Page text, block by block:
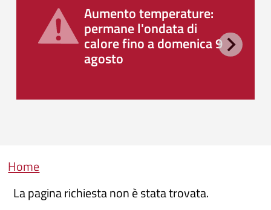
Aumento temperature:
permane l'ondata di
calore fino a domenica 9
agosto
Briciole di pane
Home
La pagina richiesta non è stata trovata.